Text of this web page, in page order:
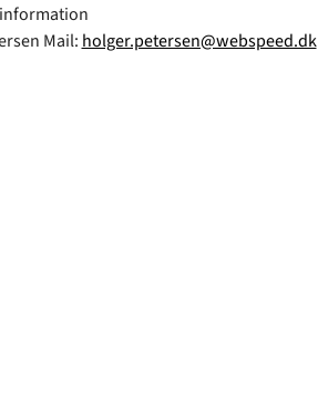
Mail: holger.petersen@webspeed.dk